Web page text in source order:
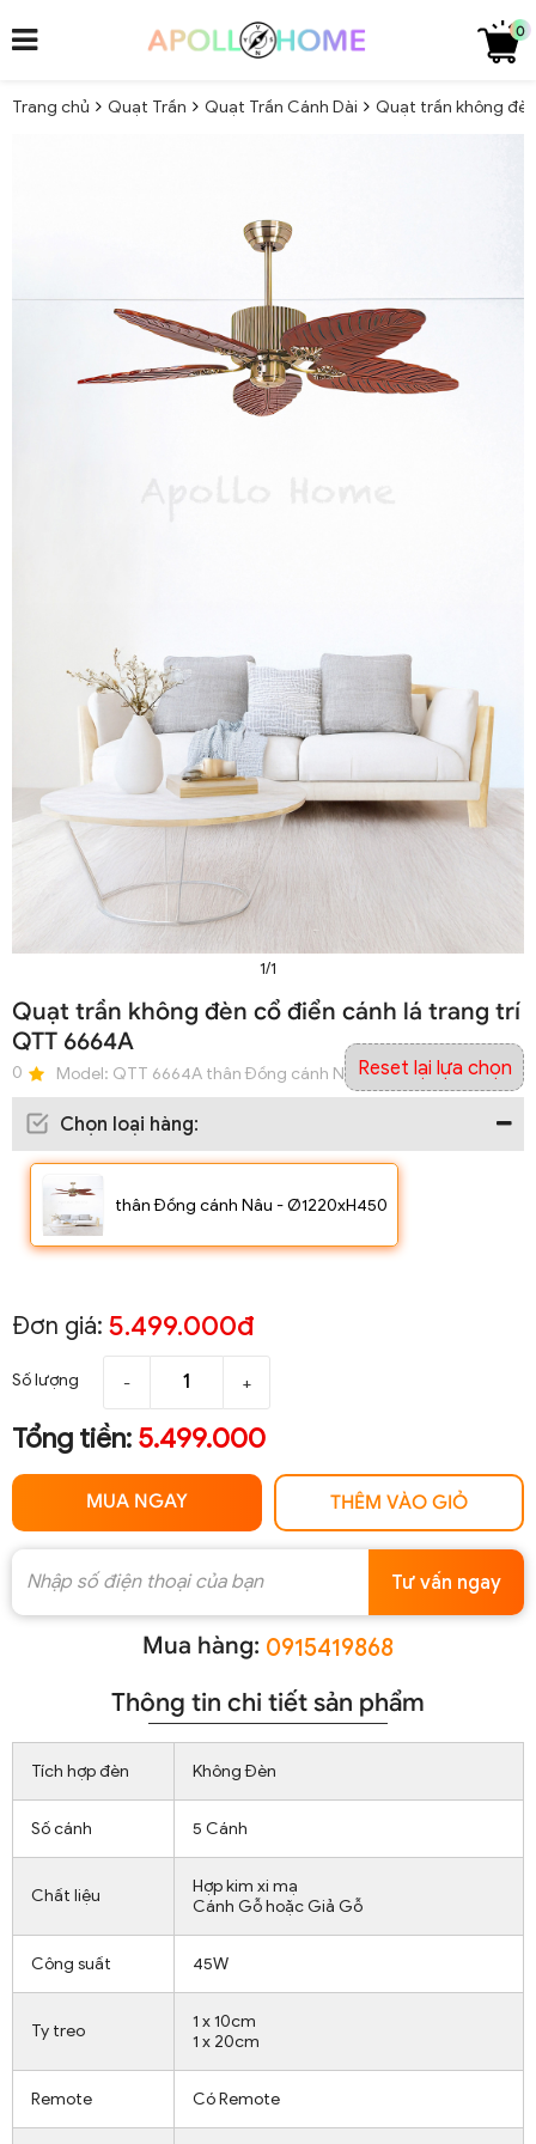
0
Trang chủ Quạt Trần Quạt Trần Cánh Dài Quạt trần không
1/1
Quạt trần không đèn cổ điển cánh lá trang trí
QTT 6664A
0 Model: QTT 6664A thân Đồng cánh Nâu - Ø1220xH450
Chọn loại hàng:
thân Đồng cánh Nâu - Ø1220xH450
Reset lại lựa chọn
Đơn giá: 5.499.000đ
Số lượng - +
Tổng tiền: 5.499.000
MUA NGAY THÊM VÀO GIỎ
Tư vấn ngay
Mua hàng: 0915419868
Thông tin chi tiết sản phẩm
Tích hợp đèn Không Đèn
Số cánh 5 Cánh
Chất liệu
Hợp kim xi mạ
Cánh Gỗ hoặc Giả Gỗ
Công suất 45W
Ty treo
1 x 10cm
1 x 20cm
Remote Có Remote